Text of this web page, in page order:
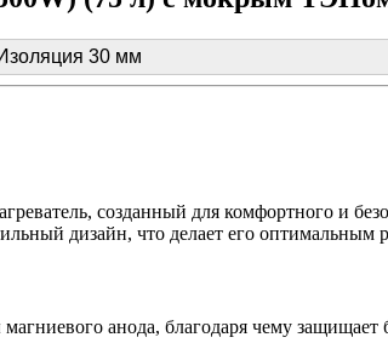
30 мм
созданный для комфортного и
дизайн, что делает его
анода, благодаря чему защищает